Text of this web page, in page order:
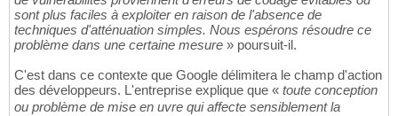
sont plus faciles à exploiter en raison de l'absence de
techniques d'atténuation simples. Nous espérons résoudre ce
problème dans une certaine mesure » poursuit-il.
C'est dans ce contexte que Google délimitera le champ d'action
des développeurs. L'entreprise explique que « toute conception
ou problème de mise en uvre qui affecte sensiblement la